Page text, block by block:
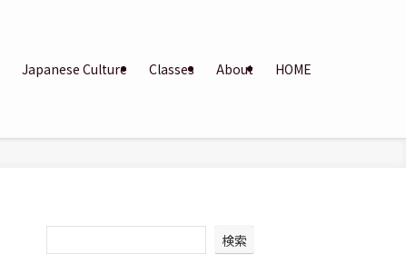
Japanese Culture Classes About HOME
検索